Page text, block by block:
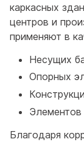
каркасных
центров и
применяют в
Несущих
Опорных
Благодаря